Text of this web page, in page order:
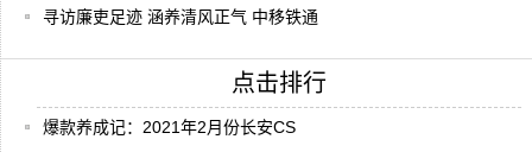
寻访廉吏足迹 涵养清风正气 中移铁通
点击排行
爆款养成记：2021年2月份长安CS